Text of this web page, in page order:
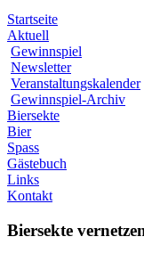
Startseite
Aktuell
Gewinnspiel
Newsletter
Veranstaltungskalender
Gewinnspiel-Archiv
Biersekte
Bier
Spass
Gästebuch
Links
Kontakt
Biersekte